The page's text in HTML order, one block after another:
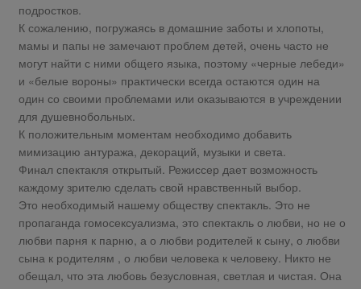
подростков.
К сожалению, погружаясь в домашние заботы и хлопоты,
мамы и папы не замечают проблем детей, очень часто не
могут найти с ними общего языка, поэтому «черные лебеди»
и «белые вороны» практически всегда остаются один на
один со своими проблемами или оказываются в учреждении
для душевнобольных.
К положительным моментам необходимо добавить
мимизацию антуража, декораций, музыки и света.
Финал спектакля открытый. Режиссер дает возможность
каждому зрителю сделать свой нравственный выбор.
Это необходимый нашему обществу спектакль. Это не
пропаганда гомосексуализма, это спектакль о любви, но не о
любви парня к парню, а о любви родителей к сыну, о любви
сына к родителям , о любви человека к человеку. Никто не
обещал, что эта любовь безусловная, светлая и чистая. Она